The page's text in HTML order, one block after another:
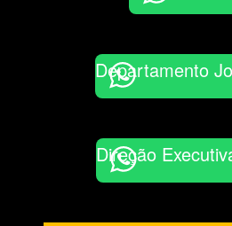
Departamento
Direção